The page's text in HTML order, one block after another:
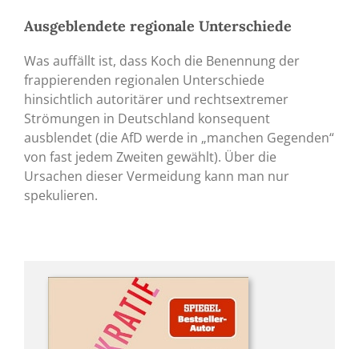
Ausgeblendete regionale Unterschiede
Was auffällt ist, dass Koch die Benennung der
frappierenden regionalen Unterschiede
hinsichtlich autoritärer und rechtsextremer
Strömungen in Deutschland konsequent
ausblendet (die AfD werde in „manchen Gegenden“
von fast jedem Zweiten gewählt). Über die
Ursachen dieser Vermeidung kann man nur
spekulieren.